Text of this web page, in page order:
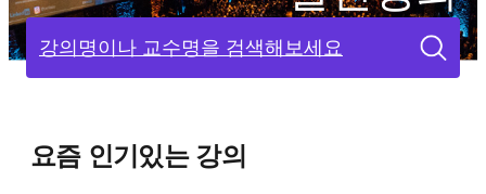
강의명이나 교수명을 검색해보세요
요즘 인기있는 강의